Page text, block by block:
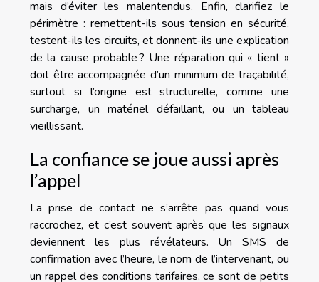
mais d’éviter les malentendus. Enfin, clarifiez le
périmètre : remettent-ils sous tension en sécurité,
testent-ils les circuits, et donnent-ils une explication
de la cause probable ? Une réparation qui « tient »
doit être accompagnée d’un minimum de traçabilité,
surtout si l’origine est structurelle, comme une
surcharge, un matériel défaillant, ou un tableau
vieillissant.
La confiance se joue aussi après
l’appel
La prise de contact ne s’arrête pas quand vous
raccrochez, et c’est souvent après que les signaux
deviennent les plus révélateurs. Un SMS de
confirmation avec l’heure, le nom de l’intervenant, ou
un rappel des conditions tarifaires, ce sont de petits